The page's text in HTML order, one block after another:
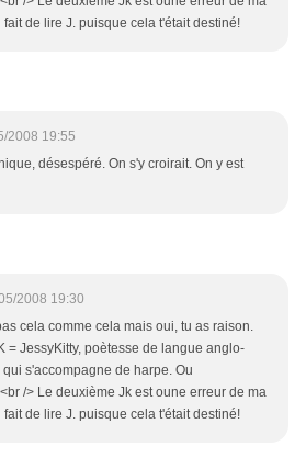
fait de lire J. puisque cela t'était destiné!
2008 19:55
désespéré. On s'y croirait. On y est
2008 19:30
cela comme cela mais oui, tu as raison.
= JessyKitty, poètesse de langue anglo-
s'accompagne de harpe. Ou
/> Le deuxième Jk est oune erreur de ma
fait de lire J. puisque cela t'était destiné!